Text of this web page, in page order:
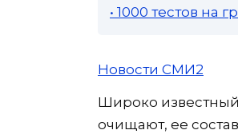
• 1000 тестов на
Новости СМИ2
Широко
очищают, ее